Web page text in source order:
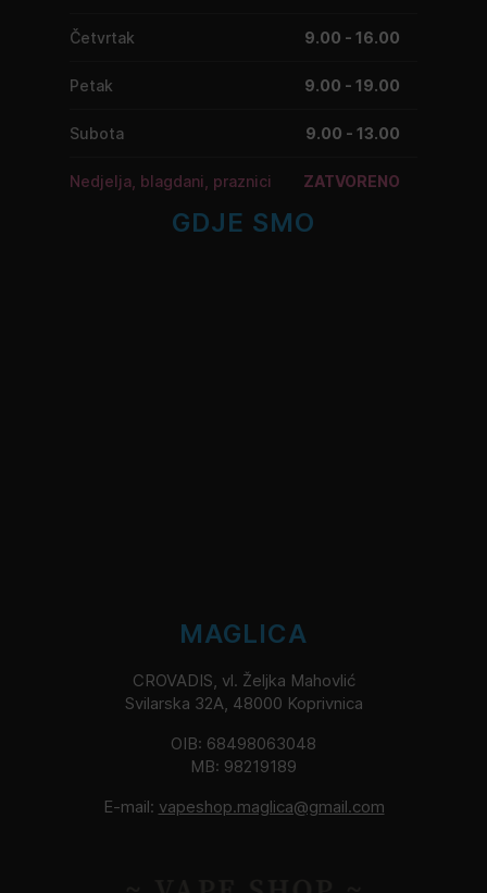
Četvrtak 9.00 - 16.00
Petak 9.00 - 19.00
Subota 9.00 - 13.00
Nedjelja, blagdani, praznici ZATVORENO
GDJE SMO
MAGLICA
CROVADIS, vl. Željka Mahovlić
Svilarska 32A, 48000 Koprivnica
OIB: 68498063048
MB: 98219189
E-mail: vapeshop.maglica@gmail.com